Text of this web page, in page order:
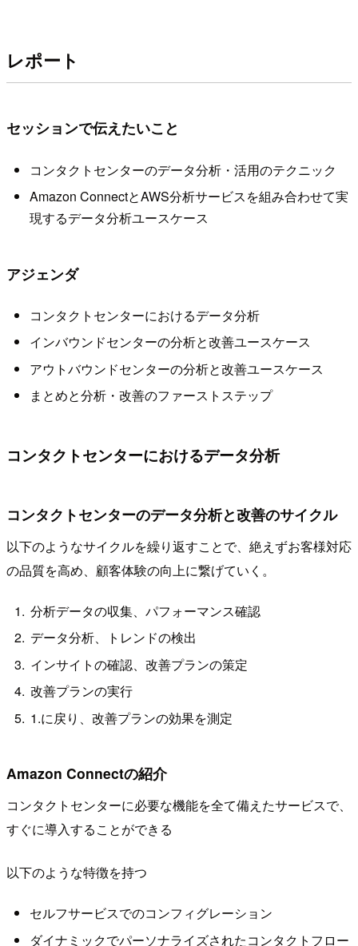
レポート
セッションで伝えたいこと
コンタクトセンターのデータ分析・活用のテクニック
Amazon ConnectとAWS分析サービスを組み合わせて実
現するデータ分析ユースケース
アジェンダ
コンタクトセンターにおけるデータ分析
インバウンドセンターの分析と改善ユースケース
アウトバウンドセンターの分析と改善ユースケース
まとめと分析・改善のファーストステップ
コンタクトセンターにおけるデータ分析
コンタクトセンターのデータ分析と改善のサイクル
以下のようなサイクルを繰り返すことで、絶えずお客様対応
の品質を高め、顧客体験の向上に繋げていく。
分析データの収集、パフォーマンス確認
データ分析、トレンドの検出
インサイトの確認、改善プランの策定
改善プランの実行
1.に戻り、改善プランの効果を測定
Amazon Connectの紹介
コンタクトセンターに必要な機能を全て備えたサービスで、
すぐに導入することができる
以下のような特徴を持つ
セルフサービスでのコンフィグレーション
ダイナミックでパーソナライズされたコンタクトフロー